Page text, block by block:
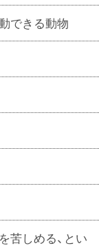
できる動物
苦しめる、とい